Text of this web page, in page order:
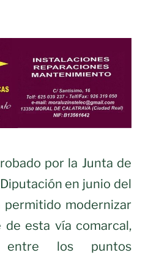
por la Junta de
en junio del
permitido modernizar
de esta vía comarcal,
entre los puntos